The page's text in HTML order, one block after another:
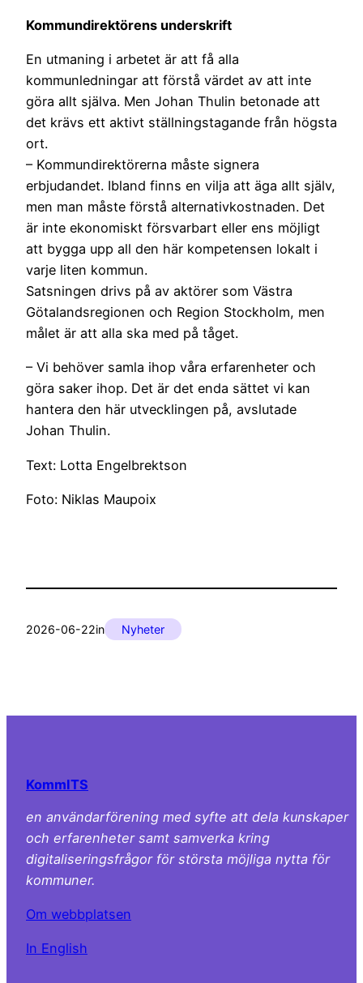
Kommundirektörens underskrift
En utmaning i arbetet är att få alla
kommunledningar att förstå värdet av att inte
göra allt själva. Men Johan Thulin betonade att
det krävs ett aktivt ställningstagande från högsta
ort.
– Kommundirektörerna måste signera
erbjudandet. Ibland finns en vilja att äga allt själv,
men man måste förstå alternativkostnaden. Det
är inte ekonomiskt försvarbart eller ens möjligt
att bygga upp all den här kompetensen lokalt i
varje liten kommun.
Satsningen drivs på av aktörer som Västra
Götalandsregionen och Region Stockholm, men
målet är att alla ska med på tåget.
– Vi behöver samla ihop våra erfarenheter och
göra saker ihop. Det är det enda sättet vi kan
hantera den här utvecklingen på, avslutade
Johan Thulin.
Text: Lotta Engelbrektson
Foto: Niklas Maupoix
2026-06-22in Nyheter
KommITS
en användarförening med syfte att dela kunskaper
och erfarenheter samt samverka kring
digitaliseringsfrågor för största möjliga nytta för
kommuner.
Om webbplatsen
In English